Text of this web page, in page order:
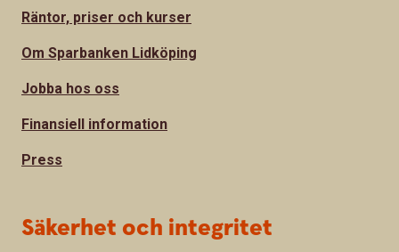
Räntor, priser och kurser
Om Sparbanken Lidköping
Jobba hos oss
Finansiell information
Press
Säkerhet och integritet